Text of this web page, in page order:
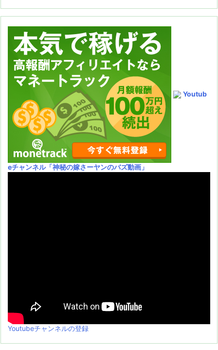
Youtub
eチャンネル「神秘の嫁さーヤンのバズ動画」
Youtubeチャンネルの登録